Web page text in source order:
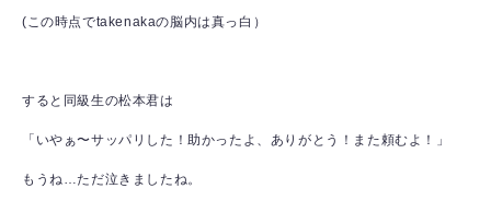
(この時点でtakenakaの脳内は真っ白）
すると同級生の松本君は
「いやぁ〜サッパリした！助かったよ、ありがとう！また頼むよ！」
もうね…ただ泣きましたね。